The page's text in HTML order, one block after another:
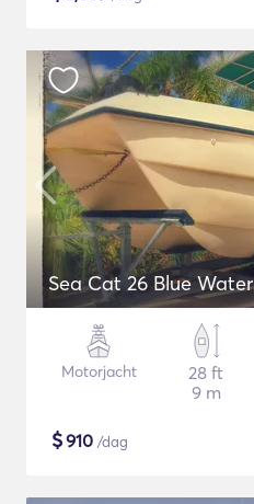
Sea Cat 26 Blue Water
Motorjacht
28 ft
9 m
$910 /dag